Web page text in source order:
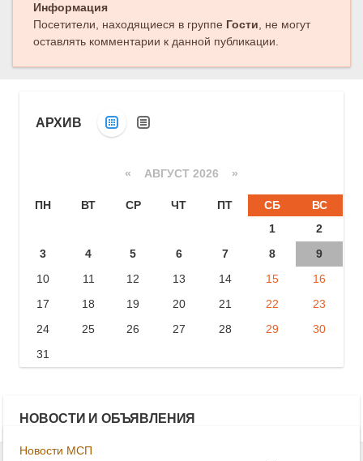
Информация
Посетители, находящиеся в группе Гости, не могут
оставлять комментарии к данной публикации.
АРХИВ
« АВГУСТ 2026 »
ПН ВТ СР ЧТ ПТ СБ
ВС
1
2
3
4 5 6 7 8
9
10
11 12 13 14 15
16
17
18 19 20 21 22
23
24
25 26 27 28 29
30
31
НОВОСТИ И ОБЪЯВЛЕНИЯ
Новости МСП